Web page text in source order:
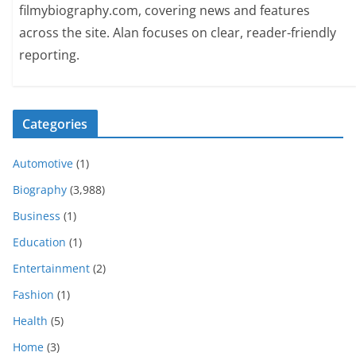
filmybiography.com, covering news and features
across the site. Alan focuses on clear, reader-friendly
reporting.
Categories
Automotive (1)
Biography (3,988)
Business (1)
Education (1)
Entertainment (2)
Fashion (1)
Health (5)
Home (3)